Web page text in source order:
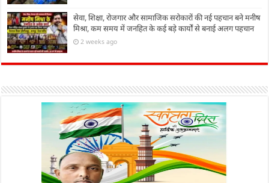
सेवा, शिक्षा, रोजगार और सामाजिक सरोकारों की नई पहचान बने मनीष
मिश्रा, कम समय में जनहित के कई बड़े कार्यों से बनाई अलग पहचान
2 weeks ago